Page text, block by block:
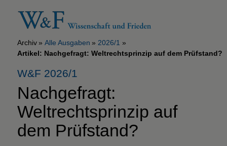
Archiv Alle Ausgaben
2026/1
Artikel: Nachgefragt: Weltrechtsprinzip auf dem Prüfstand?
W&F 2026/1
Nachgefragt:
Weltrechtsprinzip auf
dem Prüfstand?